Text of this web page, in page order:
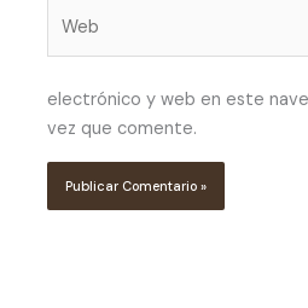
electrónico y web en este
vez que comente.